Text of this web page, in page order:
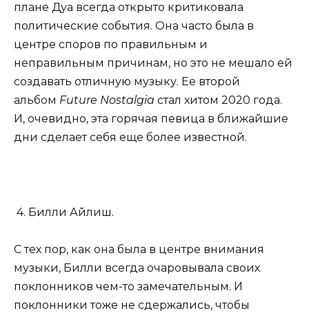
плане Дуа всегда открыто критиковала
политические события. Она часто была в
центре споров по правильным и
неправильным причинам, но это не мешало ей
создавать отличную музыку. Ее второй
альбом Future Nostalgia стал хитом 2020 года.
И, очевидно, эта горячая певица в ближайшие
дни сделает себя еще более известной.
4. Билли Айлиш.
С тех пор, как она была в центре внимания
музыки, Билли всегда очаровывала своих
поклонников чем-то замечательным. И
поклонники тоже не сдержались, чтобы